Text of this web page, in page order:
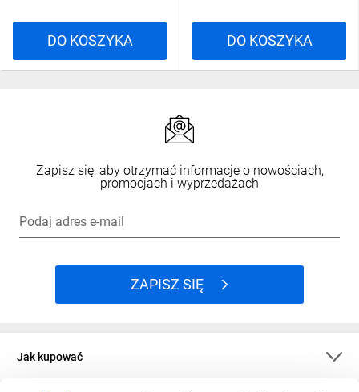
DO KOSZYKA DO KOSZYKA
Zapisz się, aby otrzymać informacje o nowościach,
promocjach i wyprzedażach
Podaj adres e-mail
ZAPISZ SIĘ
Jak kupować